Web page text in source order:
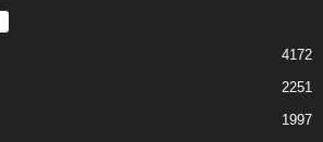
4172
2251
1997